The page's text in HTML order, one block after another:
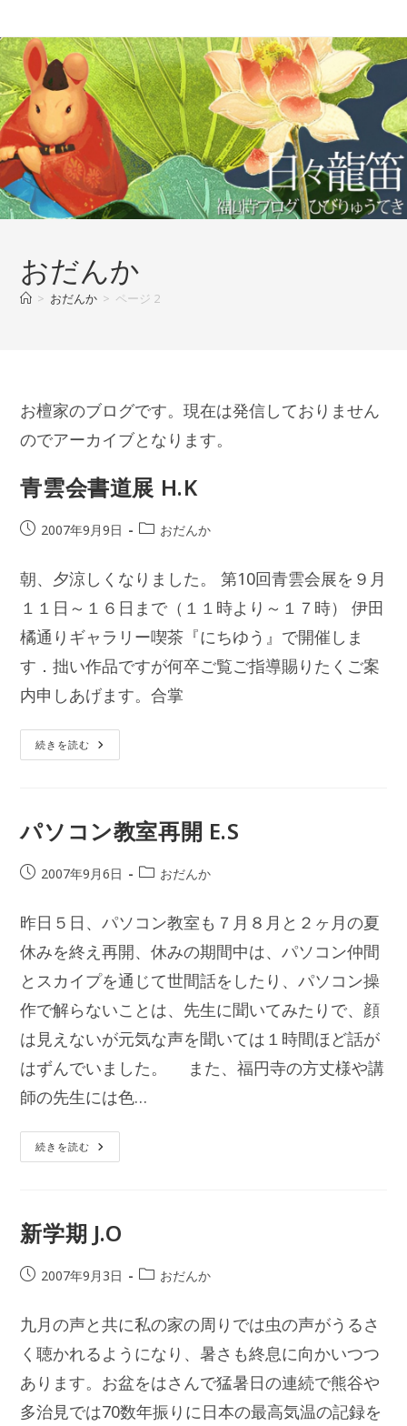
ン
テ
ン
ツ
へ
ス
キ
ッ
プ
おだんか
> おだんか > ページ 2
お檀家のブログです。現在は発信しておりません
のでアーカイブとなります。
青雲会書道展 H.K
投
公
開
日:
2007年9月9日
投
テ
ゴ
ー:
おだんか
朝、夕涼しくなりました。 第10回青雲会展を９月
１１日～１６日まで（１１時より～１７時） 伊田
橘通りギャラリー喫茶『にちゆう』で開催しま
す．拙い作品ですが何卒ご覧ご指導賜りたくご案
内申しあげます。合掌
続きを読む 青
雲
H.K
パソコン教室再開 E.S
投
公
開
日:
2007年9月6日
投
テ
ゴ
ー:
おだんか
昨日５日、パソコン教室も７月８月と２ヶ月の夏
休みを終え再開、休みの期間中は、パソコン仲間
とスカイプを通じて世間話をしたり、パソコン操
作で解らないことは、先生に聞いてみたりで、顔
は見えないが元気な声を聞いては１時間ほど話が
はずんでいました。 また、福円寺の方丈様や講
師の先生には色…
続きを読む パ
ソ
再
開
E.S
新学期 J.O
投
公
開
日:
2007年9月3日
投
カ
テ
ゴ
ー:
おだんか
九月の声と共に私の家の周りでは虫の声がうるさ
く聴かれるようになり、暑さも終息に向かいつつ
あります。お盆をはさんで猛暑日の連続で熊谷や
多治見では70数年振りに日本の最高気温の記録を